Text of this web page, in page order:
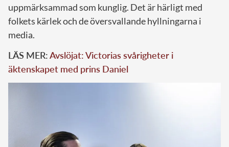
uppmärksammad som kunglig. Det är härligt med
folkets kärlek och de översvallande hyllningarna i
media.
LÄS MER:Avslöjat: Victorias svårigheter i
äktenskapet med prins Daniel